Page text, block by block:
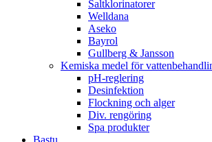
Saltklorinatorer
Welldana
Aseko
Bayrol
Gullberg & Jansson
Kemiska medel för
pH-reglering
Desinfektion
Flockning och alger
Div. rengöring
Spa produkter